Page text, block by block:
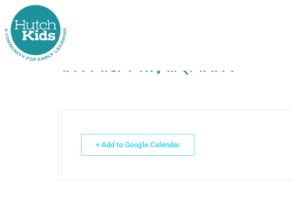
content
संकाय पीडी के लिए शीघ्र समापन
+ Add to Google Calendar